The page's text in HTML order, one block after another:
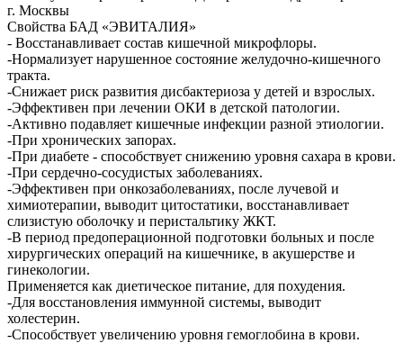
г. Москвы
Свойства БАД «ЭВИТАЛИЯ»
- Восстанавливает состав кишечной микрофлоры.
-Нормализует нарушенное состояние желудочно-кишечного
тракта.
-Снижает риск развития дисбактериоза у детей и взрослых.
-Эффективен при лечении ОКИ в детской патологии.
-Активно подавляет кишечные инфекции разной этиологии.
-При хронических запорах.
-При диабете - способствует снижению уровня сахара в крови.
-При сердечно-сосудистых заболеваниях.
-Эффективен при онкозаболеваниях, после лучевой и
химиотерапии, выводит цитостатики, восстанавливает
слизистую оболочку и перистальтику ЖКТ.
-В период предоперационной подготовки больных и после
хирургических операций на кишечнике, в акушерстве и
гинекологии.
Применяется как диетическое питание, для похудения.
-Для восстановления иммунной системы, выводит
холестерин.
-Способствует увеличению уровня гемоглобина в крови.